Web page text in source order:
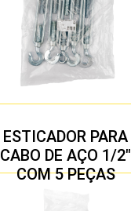
ESTICADOR PARA
CABO DE AÇO 1/2″
COM 5 PEÇAS